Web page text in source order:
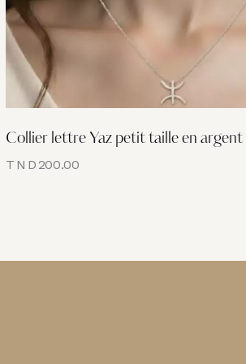
Collier lettre Yaz petit taille en argent
TND200.00